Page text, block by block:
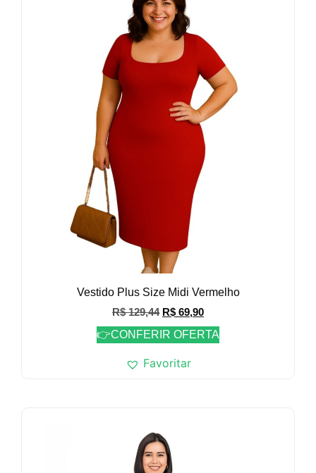
Vestido Plus Size Midi Vermelho
R$129,44 R$ 69,90
👉CONFERIR OFERTA
Favoritar